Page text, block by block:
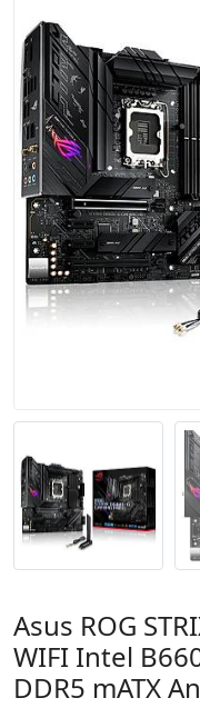
Asus ROG
WIFI Intel
DDR5 mATX